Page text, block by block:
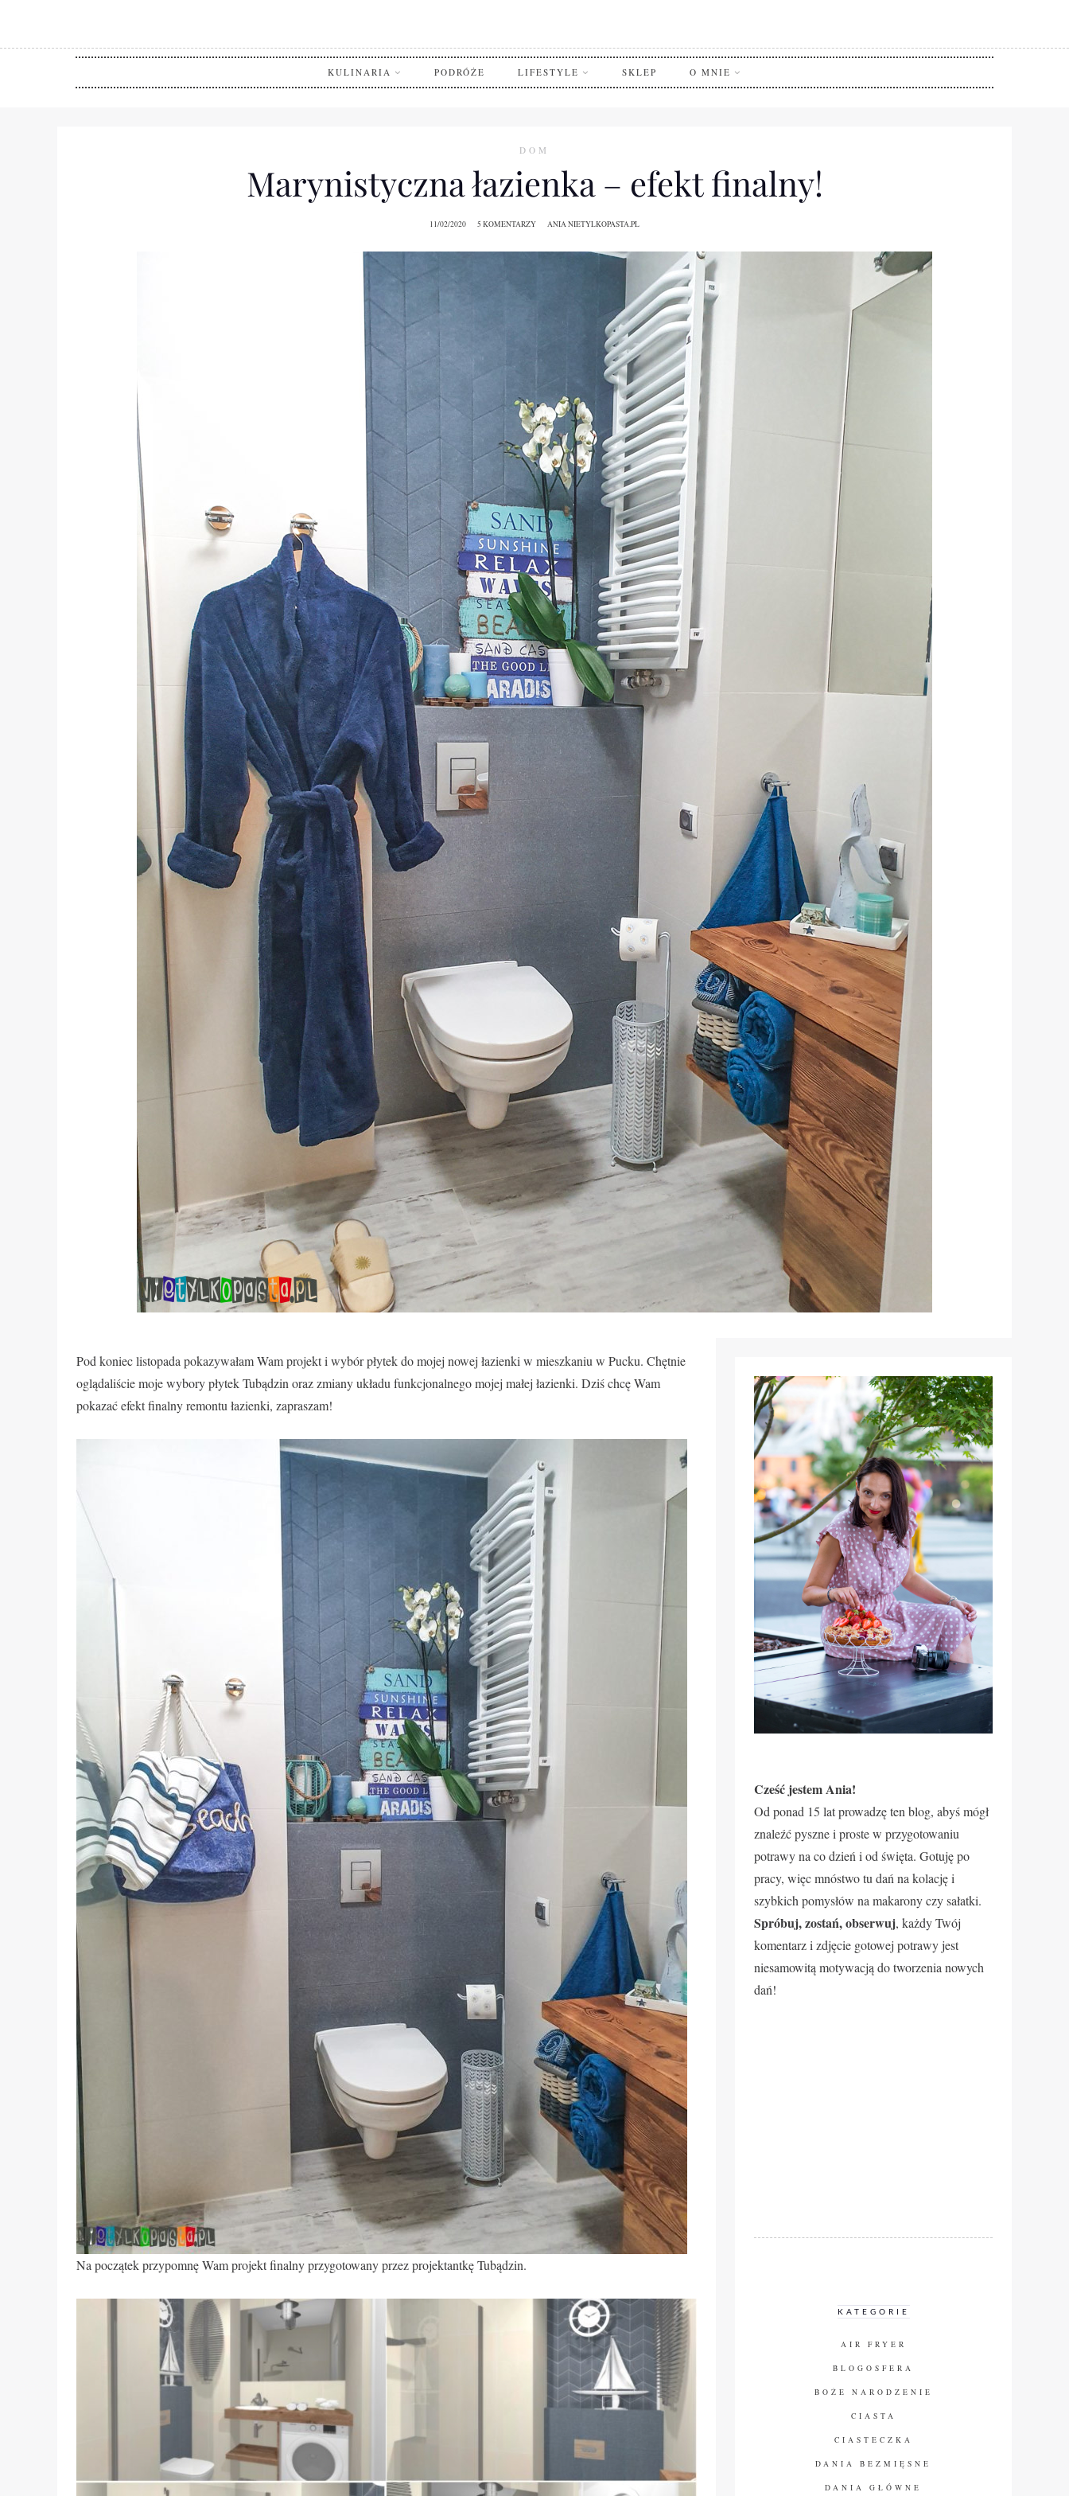
KULINARIA PODRÓŻE LIFESTYLE SKLEP O MNIE
DOM
Marynistyczna łazienka – efekt finalny!
11/02/2020 5 KOMENTARZY ANIA NIETYLKOPASTA.PL
Pod koniec listopada pokazywałam Wam projekt i wybór płytek do mojej nowej łazienki w mieszkaniu w Pucku. Chętnie
oglądaliście moje wybory płytek Tubądzin oraz zmiany układu funkcjonalnego mojej małej łazienki. Dziś chcę Wam
pokazać efekt finalny remontu łazienki, zapraszam!
Na początek przypomnę Wam projekt finalny przygotowany przez projektantkę Tubądzin.
Cześć jestem Ania!
Od ponad 15 lat prowadzę ten blog, abyś mógł
znaleźć pyszne i proste w przygotowaniu
potrawy na co dzień i od święta. Gotuję po
pracy, więc mnóstwo tu dań na kolację i
szybkich pomysłów na makarony czy sałatki.
Spróbuj, zostań, obserwuj, każdy Twój
komentarz i zdjęcie gotowej potrawy jest
niesamowitą motywacją do tworzenia nowych
dań!
KATEGORIE
AIR FRYER
BLOGOSFERA
BOŻE NARODZENIE
CIASTA
CIASTECZKA
DANIA BEZMIĘSNE
DANIA GŁÓWNE